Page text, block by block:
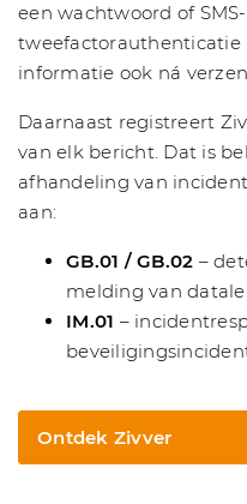
een wachtwoord of
tweefactorauthenticatie
informatie ook ná
Daarnaast registreert
van elk bericht. Dat is
afhandeling van
aan:
GB.01 / GB.02 –
melding van
IM.01 –
Ontdek Zivver